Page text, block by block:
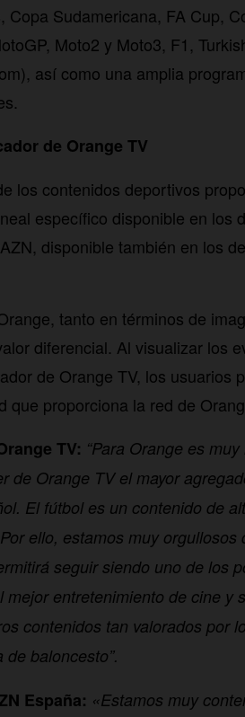
Sudamericana, FA Cup,
Moto2 y Moto3, F1,
así como una amplia
de Orange TV
los contenidos deportivos
específico disponible en los
disponible también en los
tanto en términos de
diferencial. Al visualizar los
de Orange TV, los usuarios
que proporciona la red de
TV: “Para Orange es
de Orange TV el mayor
El fútbol es un contenido de
ello, estamos muy orgullosos
seguir siendo uno de los
entretenimiento de cine y
contenidos tan valorados por
baloncesto”.
España: «Estamos muy